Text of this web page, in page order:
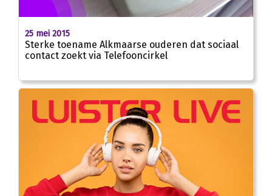
25 mei 2015
Sterke toename Alkmaarse ouderen dat sociaal
contact zoekt via Telefooncirkel